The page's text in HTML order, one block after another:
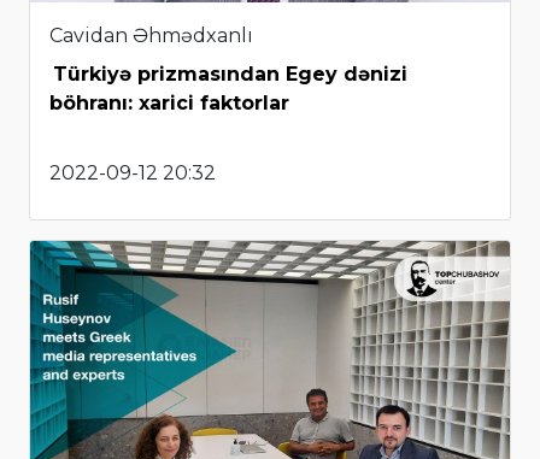
Cavidan Əhmədxanlı
Türkiyə prizmasından Egey dənizi
böhranı: xarici faktorlar
2022-09-12 20:32